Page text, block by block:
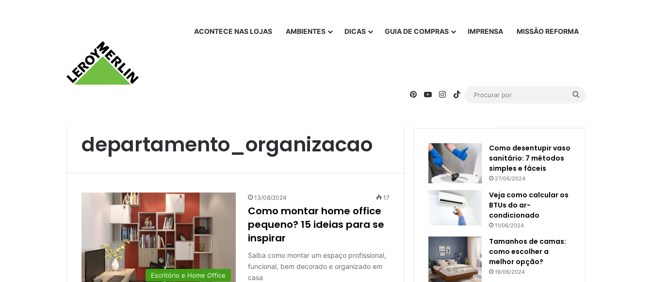
ACONTECE NAS LOJAS AMBIENTES DICAS GUIA DE COMPRAS IMPRENSA MISSÃO REFORMA
PinterestYouTubeInstagram
TikTok
departamento_organizacao
Escritório e Home Office
13/08/2024 17
Como montar home office
pequeno? 15 ideias para se
inspirar
Saiba como montar um espaço profissional,
funcional, bem decorado e organizado em
casa
Como desentupir vaso
sanitário: 7 métodos
simples e fáceis
27/06/2024
Veja como calcular os
BTUs do ar-
condicionado
11/06/2024
Tamanhos de camas:
como escolher a
melhor opção?
19/06/2024